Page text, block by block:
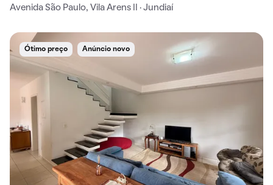
Avenida São Paulo, Vila Arens II · Jundiaí
Ótimo preço Anúncio novo